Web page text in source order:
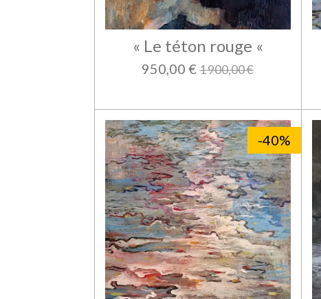
« Le téton rouge «
950,00 € 1 900,00 €
-40%